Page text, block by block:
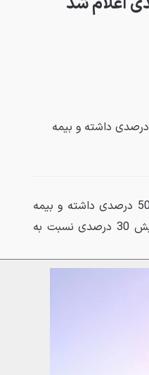
بر اساس آنچه قوه قضاییه اعلام کرده است نرخ دیه در سال 1402 رشد 50 درصدی داشته و بیمه
بر اساس آنچه قوه قضاییه اعلام کرده است نرخ دیه در سال 1402 رشد 50 درصدی داشته و بیمه
مرکزی نیز حق بیمه جدید شخص ثالث خودروها در سال 1402 را با افزایش 30 درصدی نسبت به